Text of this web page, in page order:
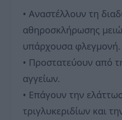
• Αναστέλλουν τη
αθηροσκλήρωσης
υπάρχουσα φλεγμονή.
• Προστατεύουν από
αγγείων.
• Επάγουν την
τριγλυκεριδίων και